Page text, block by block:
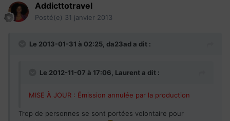
Addicttotravel
Posté(e) 31 janvier 2013
Le 2013-01-31 à 02:25, da23ad a dit :
Le 2012-11-07 à 17:06, Laurent a dit :
MISE À JOUR : Émission annulée par la production
Trop de personnes se sont portées volontaire pour